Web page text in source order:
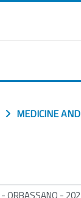
MEDICINE